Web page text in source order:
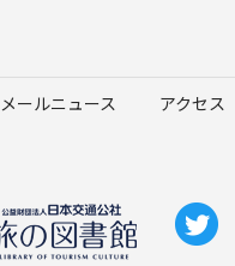
メールニュース アクセス